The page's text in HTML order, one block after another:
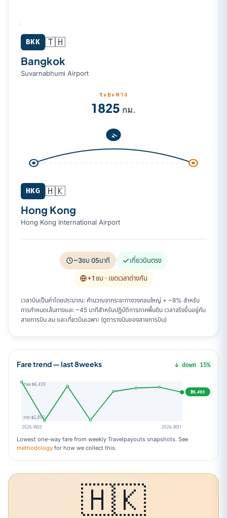
Bangkok (BKK) → Hong Kong (HKG)
BKK 🇹🇭
Bangkok
Suvarnabhumi Airport
ระยะทาง
1 825 กม.
HKG 🇭🇰
Hong Kong
Hong Kong International Airport
~3ชม 05นาที เที่ยวบินตรง
+1 ชม · เขตเวลาต่างกัน
เวลาบินเป็นค่าโดยประมาณ: คำนวณจากระยะทางวงกลมใหญ่ + ~8% สำหรับ
การกำหนดเส้นทางและ ~45 นาทีสำหรับปฏิบัติการภาคพื้นดิน เวลาจริงขึ้นอยู่กับ
สายการบิน ลม และเที่ยวบินเฉพาะ (ดูตารางบินของสายการบิน)
Fare trend — last 8weeks ↓ down 15%
฿5,493
max ฿6,439
min ฿2,892
2026-W20
2026-W31
Lowest one-way fare from weekly Travelpayouts snapshots. See
methodology for how we collect this.
🇭🇰